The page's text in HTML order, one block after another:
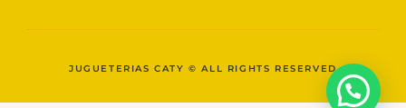
JUGUETERIAS CATY © ALL RIGHTS RESERVED